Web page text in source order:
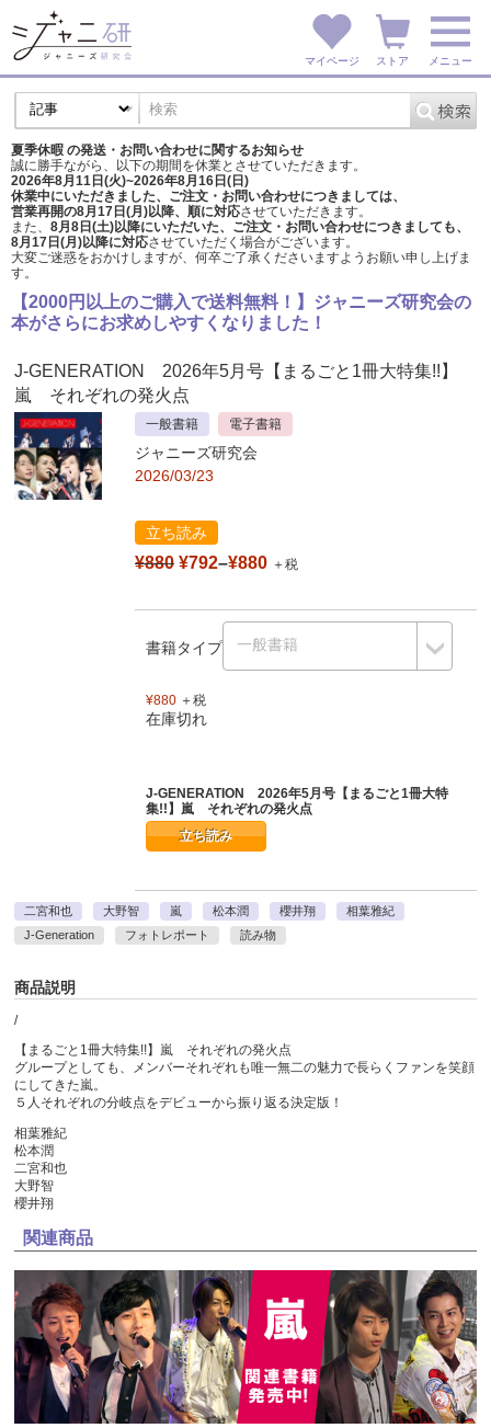
マイページ ストア メニュー
夏季休暇 の発送・お問い合わせに関するお知らせ
誠に勝手ながら、以下の期間を休業とさせていただきます。
2026年8月11日(火)~2026年8月16日(日)
休業中にいただきました、ご注文・お問い合わせにつきましては、
営業再開の8月17日(月)以降、順に対応させていただきます。
また、 8月8日(土)以降にいただいた、ご注文・ お問い合わせにつきましても、
8月17日(月)以降に対応させていただく場合がございます。
大変ご迷惑をおかけしますが、 何卒ご了承くださいますようお願い申し上げま
す。
【2000円以上のご購入で送料無料！】ジャニーズ研究会の
本がさらにお求めしやすくなりました！
J-GENERATION 2026年5月号【まるごと1冊大特集!!】
嵐 それぞれの発火点
一般書籍 電子書籍
ジャニーズ研究会
2026/03/23
立ち読み
¥880 ¥792–¥880 ＋税
書籍タイプ
¥880 ＋税
在庫切れ
J-GENERATION 2026年5月号【まるごと1冊大特
集!!】嵐 それぞれの発火点
立ち読み
二宮和也 大野智 嵐 松本潤 櫻井翔
相葉雅紀
J-Generation
フォトレポート 読み物
商品説明
/
【まるごと1冊大特集!!】嵐 それぞれの発火点
グループとしても、メンバーそれぞれも唯一無二の魅力で長らくファンを笑顔
にしてきた嵐。
５人それぞれの分岐点をデビューから振り返る決定版！
相葉雅紀
松本潤
二宮和也
大野智
櫻井翔
関連商品